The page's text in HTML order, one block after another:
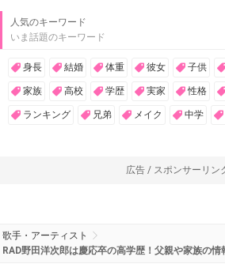
人気のキーワード
いま話題のキーワード
身長 結婚 体重 彼女 子供
家族 高校 学歴 実家 性格
ランキング 兄弟 メイク 中学
広告 / スポンサーリン
歌手・アーティスト
RAD野田洋次郎は慶応卒の高学歴！父親や家族の情